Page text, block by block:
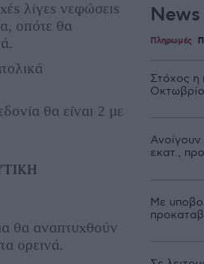
λίγες νεφώσεις
οπότε θα
θα είναι 2 με
θα αναπτυχθούν
ορεινά.
Πληρωμές
Στόχος η
Ανοίγουν
εκατ.,
Με